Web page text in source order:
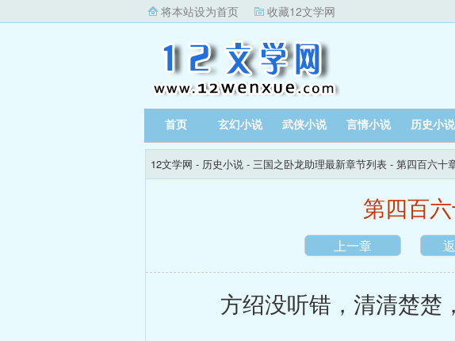
将本站设为首页 收藏12文学网
首页 玄幻小说 武侠小说 言情小说 历史小说
12文学网 - 历史小说 - 三国之卧龙助理最新章节列表 - 第四百六十
第四百
上一章
方绍没听错，清清楚楚